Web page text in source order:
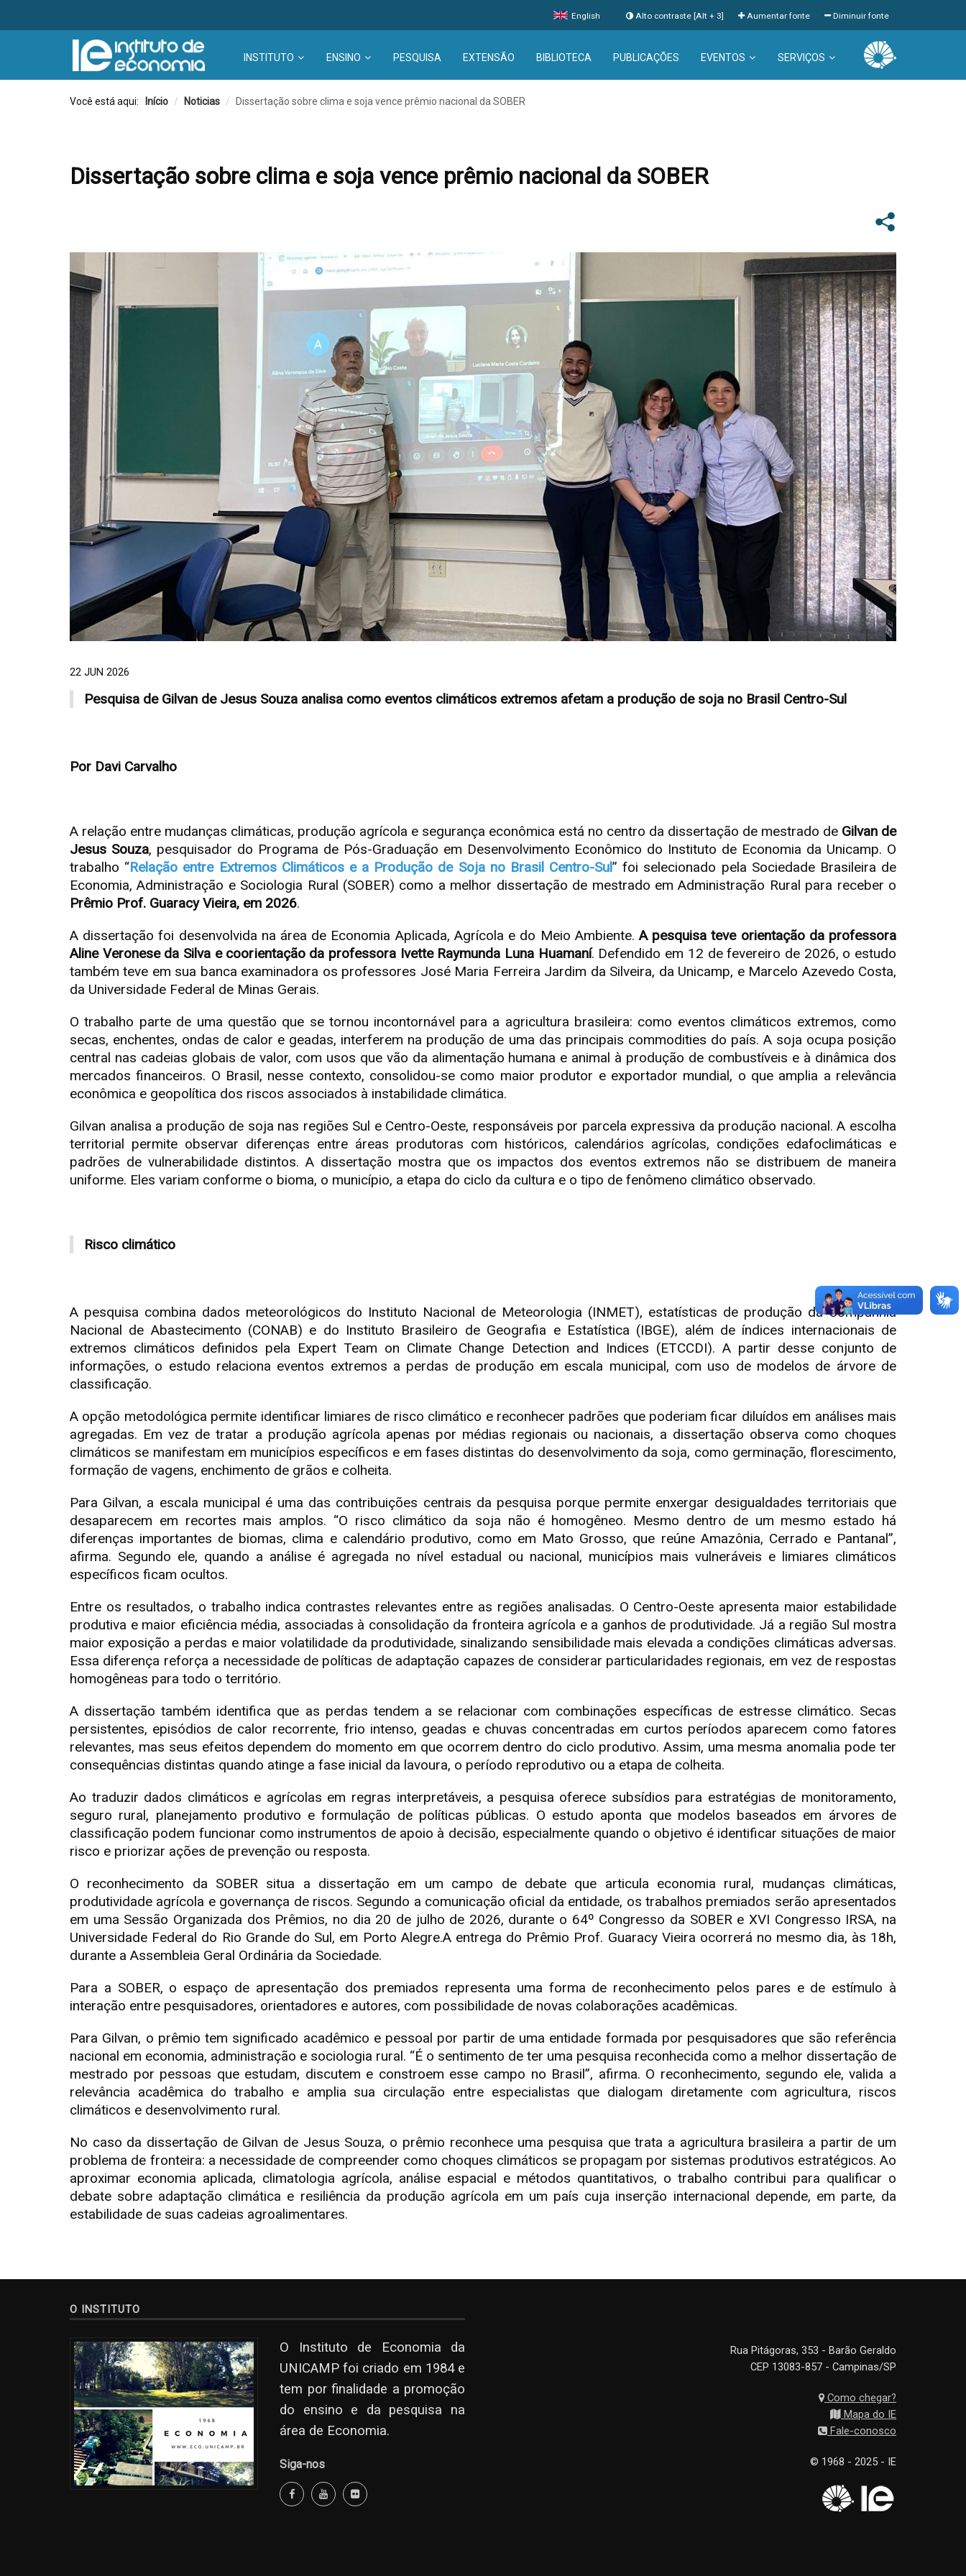
English Diminuir fonte
Aumentar fonte
Alto contraste [Alt + 3]
INSTITUTO ENSINO PESQUISA EXTENSÃO BIBLIOTECA PUBLICAÇÕES EVENTOS SERVIÇOS
Você está aqui: Início / Noticias / Dissertação sobre clima e soja vence prêmio nacional da SOBER
Dissertação sobre clima e soja vence prêmio nacional da SOBER
22 JUN 2026
Pesquisa de Gilvan de Jesus Souza analisa como eventos climáticos extremos afetam a produção de soja no Brasil Centro-Sul
Por Davi Carvalho
A relação entre mudanças climáticas, produção agrícola e segurança econômica está no centro da dissertação de mestrado de Gilvan de
Jesus Souza, pesquisador do Programa de Pós-Graduação em Desenvolvimento Econômico do Instituto de Economia da Unicamp. O
trabalho “Relação entre Extremos Climáticos e a Produção de Soja no Brasil Centro-Sul” foi selecionado pela Sociedade Brasileira de
Economia, Administração e Sociologia Rural (SOBER) como a melhor dissertação de mestrado em Administração Rural para receber o
Prêmio Prof. Guaracy Vieira, em 2026.
A dissertação foi desenvolvida na área de Economia Aplicada, Agrícola e do Meio Ambiente.A pesquisa teve orientação da professora
Aline Veronese da Silva e coorientação da professora Ivette Raymunda Luna Huamaní. Defendido em 12 de fevereiro de 2026, o estudo
também teve em sua banca examinadora os professores José Maria Ferreira Jardim da Silveira, da Unicamp, e Marcelo Azevedo Costa,
da Universidade Federal de Minas Gerais.
O trabalho parte de uma questão que se tornou incontornável para a agricultura brasileira: como eventos climáticos extremos, como
secas, enchentes, ondas de calor e geadas, interferem na produção de uma das principais commodities do país. A soja ocupa posição
central nas cadeias globais de valor, com usos que vão da alimentação humana e animal à produção de combustíveis e à dinâmica dos
mercados financeiros. O Brasil, nesse contexto, consolidou-se como maior produtor e exportador mundial, o que amplia a relevância
econômica e geopolítica dos riscos associados à instabilidade climática.
Gilvan analisa a produção de soja nas regiões Sul e Centro-Oeste, responsáveis por parcela expressiva da produção nacional. A escolha
territorial permite observar diferenças entre áreas produtoras com históricos, calendários agrícolas, condições edafoclimáticas e
padrões de vulnerabilidade distintos. A dissertação mostra que os impactos dos eventos extremos não se distribuem de maneira
uniforme. Eles variam conforme o bioma, o município, a etapa do ciclo da cultura e o tipo de fenômeno climático observado.
Risco climático
A pesquisa combina dados meteorológicos do Instituto Nacional de Meteorologia (INMET), estatísticas de produção da Companhia
Nacional de Abastecimento (CONAB) e do Instituto Brasileiro de Geografia e Estatística (IBGE), além de índices internacionais de
extremos climáticos definidos pela Expert Team on Climate Change Detection and Indices (ETCCDI). A partir desse conjunto de
informações, o estudo relaciona eventos extremos a perdas de produção em escala municipal, com uso de modelos de árvore de
classificação.
A opção metodológica permite identificar limiares de risco climático e reconhecer padrões que poderiam ficar diluídos em análises mais
agregadas. Em vez de tratar a produção agrícola apenas por médias regionais ou nacionais, a dissertação observa como choques
climáticos se manifestam em municípios específicos e em fases distintas do desenvolvimento da soja, como germinação, florescimento,
formação de vagens, enchimento de grãos e colheita.
Para Gilvan, a escala municipal é uma das contribuições centrais da pesquisa porque permite enxergar desigualdades territoriais que
desaparecem em recortes mais amplos. “O risco climático da soja não é homogêneo. Mesmo dentro de um mesmo estado há
diferenças importantes de biomas, clima e calendário produtivo, como em Mato Grosso, que reúne Amazônia, Cerrado e Pantanal”,
afirma. Segundo ele, quando a análise é agregada no nível estadual ou nacional, municípios mais vulneráveis e limiares climáticos
específicos ficam ocultos.
Entre os resultados, o trabalho indica contrastes relevantes entre as regiões analisadas. O Centro-Oeste apresenta maior estabilidade
produtiva e maior eficiência média, associadas à consolidação da fronteira agrícola e a ganhos de produtividade. Já a região Sul mostra
maior exposição a perdas e maior volatilidade da produtividade, sinalizando sensibilidade mais elevada a condições climáticas adversas.
Essa diferença reforça a necessidade de políticas de adaptação capazes de considerar particularidades regionais, em vez de respostas
homogêneas para todo o território.
A dissertação também identifica que as perdas tendem a se relacionar com combinações específicas de estresse climático. Secas
persistentes, episódios de calor recorrente, frio intenso, geadas e chuvas concentradas em curtos períodos aparecem como fatores
relevantes, mas seus efeitos dependem do momento em que ocorrem dentro do ciclo produtivo. Assim, uma mesma anomalia pode ter
consequências distintas quando atinge a fase inicial da lavoura, o período reprodutivo ou a etapa de colheita.
Ao traduzir dados climáticos e agrícolas em regras interpretáveis, a pesquisa oferece subsídios para estratégias de monitoramento,
seguro rural, planejamento produtivo e formulação de políticas públicas. O estudo aponta que modelos baseados em árvores de
classificação podem funcionar como instrumentos de apoio à decisão, especialmente quando o objetivo é identificar situações de maior
risco e priorizar ações de prevenção ou resposta.
O reconhecimento da SOBER situa a dissertação em um campo de debate que articula economia rural, mudanças climáticas,
produtividade agrícola e governança de riscos. Segundo a comunicação oficial da entidade, os trabalhos premiados serão apresentados
em uma Sessão Organizada dos Prêmios, no dia 20 de julho de 2026, durante o 64º Congresso da SOBER e XVI Congresso IRSA, na
Universidade Federal do Rio Grande do Sul, em Porto Alegre.A entrega do Prêmio Prof. Guaracy Vieira ocorrerá no mesmo dia, às 18h,
durante a Assembleia Geral Ordinária da Sociedade.
Para a SOBER, o espaço de apresentação dos premiados representa uma forma de reconhecimento pelos pares e de estímulo à
interação entre pesquisadores, orientadores e autores, com possibilidade de novas colaborações acadêmicas.
Para Gilvan, o prêmio tem significado acadêmico e pessoal por partir de uma entidade formada por pesquisadores que são referência
nacional em economia, administração e sociologia rural. “É o sentimento de ter uma pesquisa reconhecida como a melhor dissertação de
mestrado por pessoas que estudam, discutem e constroem esse campo no Brasil”, afirma. O reconhecimento, segundo ele, valida a
relevância acadêmica do trabalho e amplia sua circulação entre especialistas que dialogam diretamente com agricultura, riscos
climáticos e desenvolvimento rural.
No caso da dissertação de Gilvan de Jesus Souza, o prêmio reconhece uma pesquisa que trata a agricultura brasileira a partir de um
problema de fronteira: a necessidade de compreender como choques climáticos se propagam por sistemas produtivos estratégicos. Ao
aproximar economia aplicada, climatologia agrícola, análise espacial e métodos quantitativos, o trabalho contribui para qualificar o
debate sobre adaptação climática e resiliência da produção agrícola em um país cuja inserção internacional depende, em parte, da
estabilidade de suas cadeias agroalimentares.
O INSTITUTO
O Instituto de Economia da
UNICAMP foi criado em 1984 e
tem por finalidade a promoção
do ensino e da pesquisa na
área de Economia.
Siga-nos
Rua Pitágoras, 353 - Barão Geraldo
CEP 13083-857 - Campinas/SP
Como chegar?
Mapa do IE
Fale-conosco
© 1968 - 2025 - IE